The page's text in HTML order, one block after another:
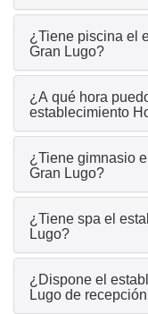
¿Tiene piscina el
Gran Lugo?
¿A qué hora
establecimiento
¿Tiene gimnasio
Gran Lugo?
¿Tiene spa el
Lugo?
¿Dispone el
Lugo de